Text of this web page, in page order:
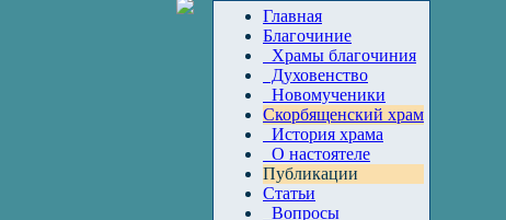
Главная
Благочиние
Храмы благочиния
Духовенство
Новомученики
Скорбященский храм
История храма
О настоятеле
Публикации
Статьи
Вопросы